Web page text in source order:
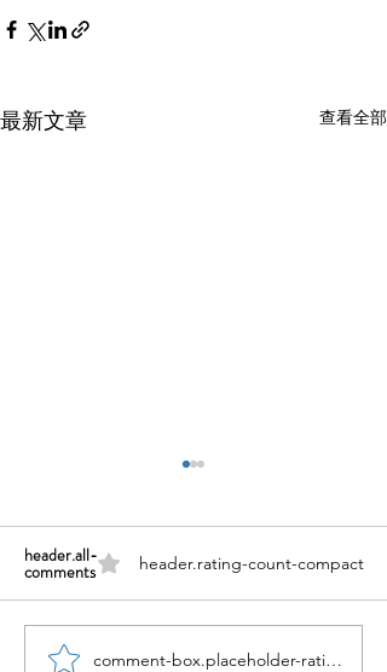
最新文章 查看全部
小红书五个痛点谁懂啊
header.all-
comments header.rating-count-compact
comment-box.placeholder-ratings